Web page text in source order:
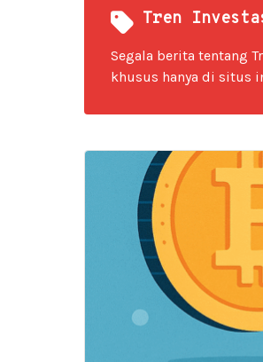
Tren
Segala berita tentang
khusus hanya di situs